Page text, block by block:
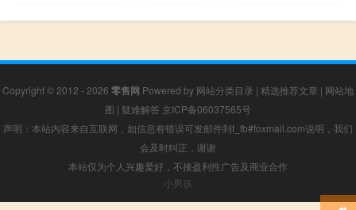
Copyright © 2012 - 2026 零售网 Powered by 网站分类目录 | 精选推荐文章 | 网站地
图 | 疑难解答 京ICP备06037565号
声明：本站内容来自互联网，如信息有错误可发邮件到f_fb#foxmail.com说明，我们
会及时纠正，谢谢
本站仅为个人兴趣爱好，不接盈利性广告及商业合作
小男孩